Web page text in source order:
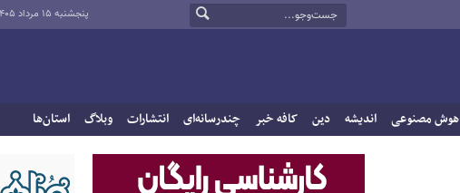
پنجشنبه ۱۵ مرداد ۱۴۰۵
هوش مصنوعی اندیشه دین کافه خبر چندرسانه‌ای انتشارات وبلاگ استان‌ها